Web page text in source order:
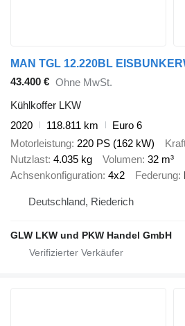
43.400 € Ohne MwSt.
Kühlkoffer LKW
2020
118.811 km
Euro 6
Motorleistung 220 PS (162 kW)
Nutzlast 4.035 kg Volumen 32 m³
Achsenkonfiguration 4x2 Federung
Deutschland, Riederich
GLW LKW und PKW Handel GmbH